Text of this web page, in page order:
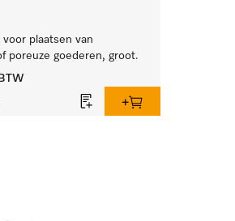
plaatsen van
poreuze goederen, groot.